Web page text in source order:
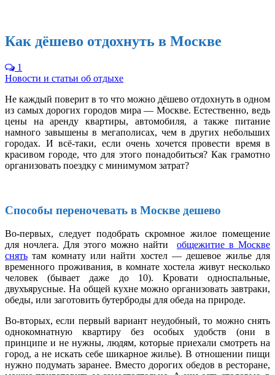
Как дёшево отдохнуть в Москве
1
Новости и статьи об отдыхе
Не каждый поверит в то что можно дёшево отдохнуть в одном
из самых дорогих городов мира — Москве. Естественно, ведь
цены на аренду квартиры, автомобиля, а также питание
намного завышены в мегаполисах, чем в других небольших
городах. И всё-таки, если очень хочется провести время в
красивом городе, что для этого понадобиться? Как грамотно
организовать поездку с минимумом затрат?
Способы переночевать в Москве дешево
Во-первых, следует подобрать скромное жилое помещение
для ночлега. Для этого можно найти общежитие в Москве
снять там комнату или найти хостел — дешевое жилье для
временного проживания, в комнате хостела живут несколько
человек (бывает даже до 10). Кровати односпальные,
двухъярусные. На общей кухне можно организовать завтраки,
обеды, или заготовить бутерброды для обеда на природе.
Во-вторых, если первый вариант неудобный, то можно снять
однокомнатную квартиру без особых удобств (они в
принципе и не нужны, людям, которые приехали смотреть на
город, а не искать себе шикарное жилье). В отношении пищи
нужно подумать заранее. Вместо дорогих обедов в ресторане,